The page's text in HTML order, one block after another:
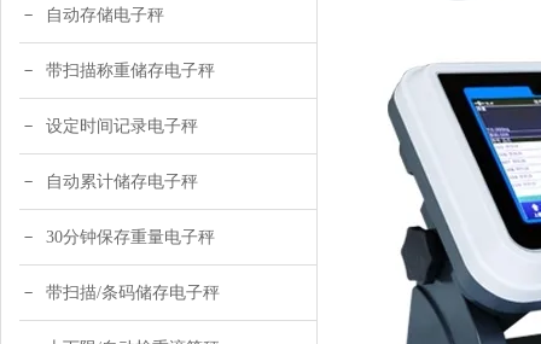
自动存储电子秤
带扫描称重储存电子秤
设定时间记录电子秤
自动累计储存电子秤
30分钟保存重量电子秤
带扫描/条码储存电子秤